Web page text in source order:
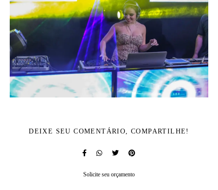
DEIXE SEU COMENTÁRIO, COMPARTILHE!
Solicite seu orçamento